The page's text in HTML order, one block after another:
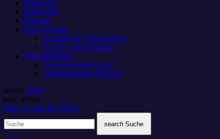
Studiocam
Sendungen
Podcasts
Club Rotation
Anmeldung Club-Rotation
DJ’s der Club Rotation
Veranstaltungen
Veranstaltungen Lokal
Veranstaltungen Regional
search menu
play_arrow
open_in_new PLAYER
search Suche